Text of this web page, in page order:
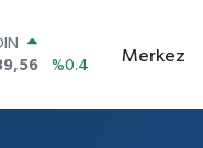
%0.01
%-0.06
Merkez